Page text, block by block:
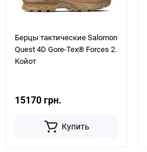
Берцы тактические Salomon
Quest 4D Gore-Tex® Forces 2.
Койот
15170 грн.
Купить